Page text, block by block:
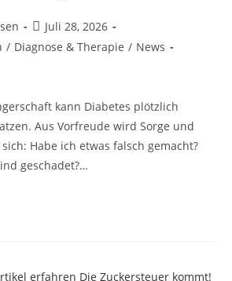
Juli 28, 2026
/ Diagnose & Therapie / News
kann Diabetes plötzlich
Aus Vorfreude wird Sorge und
Habe ich etwas falsch gemacht?
geschadet?…